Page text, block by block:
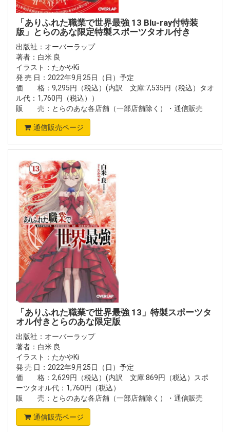
「ありふれた職業で世界最強 13 Blu-ray付特装
版」とらのあな限定特製スポーツタオル付き
出版社：オーバーラップ
著者：白米 良
イラスト：たかやKi
発 売 日：2022年9月25日（日）予定
価 格：9,295円（税込）(内訳 文庫:7,535円（税込）タオ
ル代：1,760円（税込））
販 売：とらのあな各店舗（一部店舗除く）・通信販売
通信販売ページ
「ありふれた職業で世界最強 13」特製スポーツタ
オル付きとらのあな限定版
出版社：オーバーラップ
著者：白米 良
イラスト：たかやKi
発 売 日：2022年9月25日（日）予定
価 格：2,629円（税込）(内訳 文庫:869円（税込）スポ
ーツタオル代：1,760円（税込）
販 売：とらのあな各店舗（一部店舗除く）・通信販売
通信販売ページ